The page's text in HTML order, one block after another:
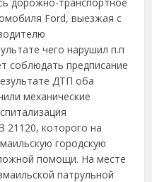
Ford, выезжая с
чего нарушил п.п
соблюдать предписание
ДТП оба
механические
21120, которого на
городскую
помощи. На месте
патрульной